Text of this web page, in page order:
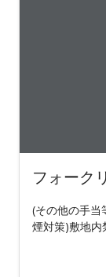
フォーク
(その他の手当
煙対策)敷地内